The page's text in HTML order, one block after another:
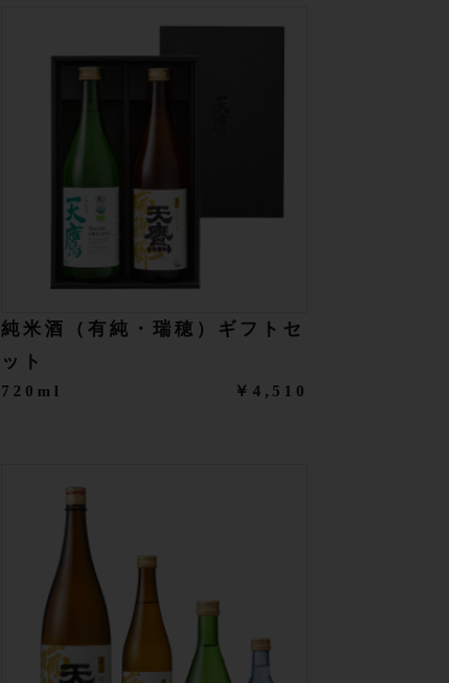
純米酒（有純・瑞穂）ギフトセ
ット
720ml ￥4,510